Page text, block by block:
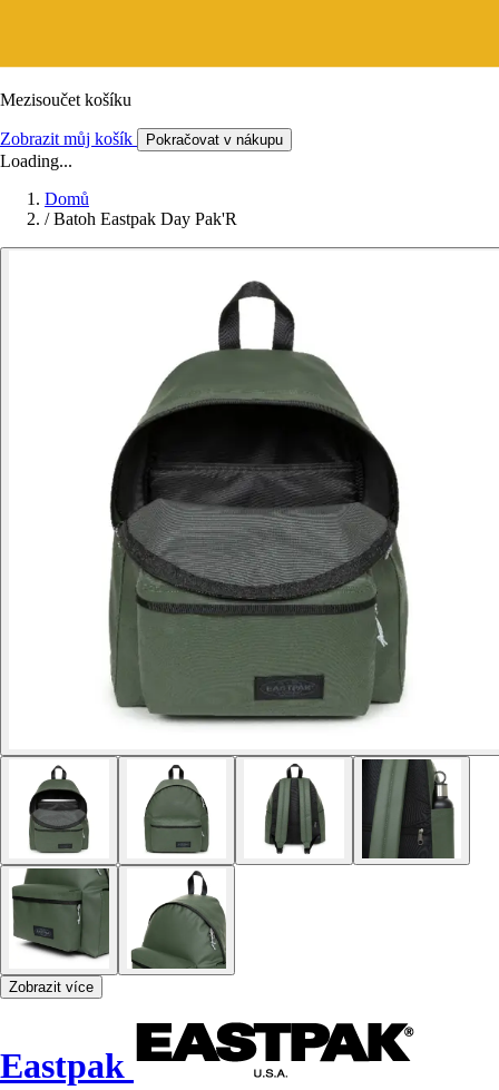
Mezisoučet košíku
Zobrazit můj košík Pokračovat v nákupu
Loading...
Domů
/ Batoh Eastpak Day Pak'R
Zobrazit více
Eastpak